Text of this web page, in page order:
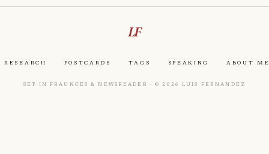
LF
Research Postcards Tags Speaking About Me
Set in Fraunces & Newsreader · © 2026 Luis Fernandez